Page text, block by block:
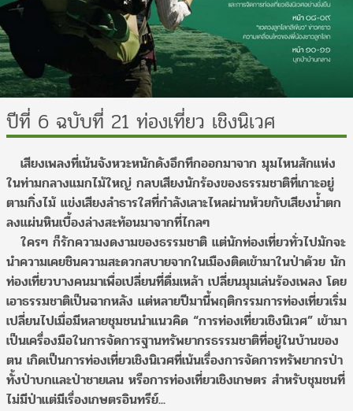
ปีที่ 6 ฉบับที่ 21 ท่องเที่ยว เชิงนิเวศ
เสียงเพลงที่เน้นจังหวะหนักดังอึกทึกออกมาจาก มุมไหนสักแห่ง
ในท่ามกลางแมกไม้ใหญ่ กลบเสียงนักร้องของธรรมชาติที่เกาะอยู่
ตามกิ่งไม้ แข่งเสียงลำธารใสที่กำลังเลาะไหลผ่านห้วยกับเสียงน้ำตก
ลงแผ่นหินเบื้องล่างสะท้อนมาจากที่ไกลๆ
ใครๆ ก็รักความงดงามของธรรมชาติ แต่นักท่องเที่ยวทั่วไปมักจะ
นำความเคยชินความสะดวกสบายจากในเมืองติดเข้ามาในป่าด้วย นัก
ท่องเที่ยวบางคนมาเพื่อเปลี่ยนที่ดื่มเหล้า เปลี่ยนมุมเล่นร้องเพลง โดย
เอาธรรมชาติเป็นฉากหลัง แต่หลายปีมานี้พฤติกรรมการท่องเที่ยวเริ่ม
เปลี่ยนไปเมื่อมีหลายชุมชนนำแนวคิด “การท่องเที่ยวเชิงนิเวศ” เข้ามา
เป็นเครื่องมือในการจัดการฐานทรัพยากรธรรมชาติที่อยู่ในบ้านของ
ตน เกิดเป็นการท่องเที่ยวเชิงนิเวศที่เน้นเรื่องการจัดการทรัพยากรป่า
ทั้งป่าบกและป่าชายเลน หรือการท่องเที่ยวเชิงเกษตร สำหรับชุมชนที่
ไม่มีป่าแต่มีเรื่องเกษตรอินทรีย์...